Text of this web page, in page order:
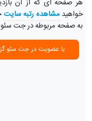
هر صفحه ای که از آن
خواهیدمشاهده رتبه سایت
به صفحه مربوطه در جت سئو
با عضویت در جت سئو گزارش سایت